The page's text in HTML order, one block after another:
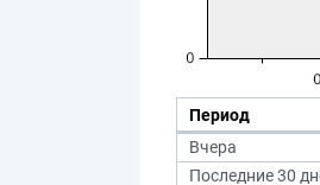
Период
Вчера
Последние 30